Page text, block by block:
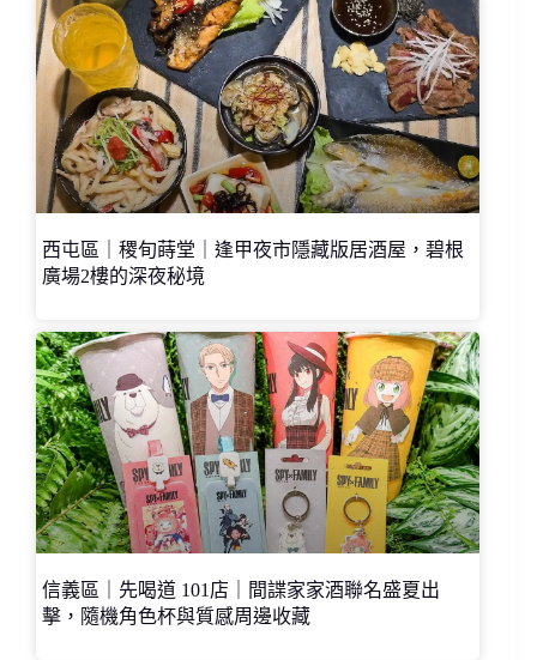
西屯區｜稷旬蒔堂｜逢甲夜市隱藏版居酒屋，碧根
廣場2樓的深夜秘境
信義區｜先喝道 101店｜間諜家家酒聯名盛夏出
擊，隨機角色杯與質感周邊收藏